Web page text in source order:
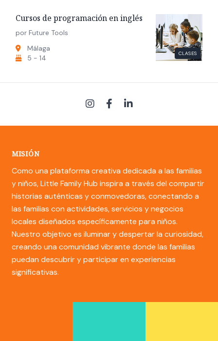
CLASES
Cursos de programación en inglés
por Future Tools
Málaga
5 - 14
MISIÓN
Como una plataforma creativa dedicada a las familias
y niños, Little Family Hub inspira a través del compartir
historias auténticas y conmovedoras, conectando a
las familias con actividades, servicios y negocios
locales diseñados específicamente para niños.
Nuestro objetivo es iluminar y despertar la curiosidad,
creando una comunidad vibrante donde las familias
puedan descubrir y participar en experiencias
significativas.